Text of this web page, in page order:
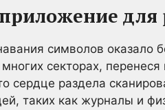
для
символов
секторах,
сердце раздела
таких как журналы и